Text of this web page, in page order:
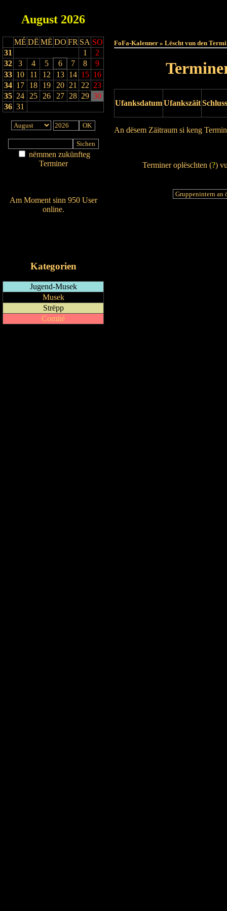
August 2026
MÉ DË MË DO FR SA SO
31
1
2
32
3 4 5 6 7 8
9
33 10 11 12 13 14 15 16
34 17 18 19 20 21 22 23
35 24 25 26 27 28 29 30
36 31
nëmmen zukünfteg
Terminer
Am Moment sinn 950 User
online.
Kategorien
Jugend-Musek
Musek
Strëpp
Comité
FoFa-Kalenner » Lëscht vun den
UfanksdatumUfankszäit
An dësem Zäitraum si keng
Terminer oplëschten (?)